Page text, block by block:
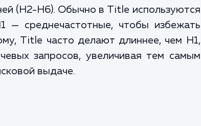
(H2-H6). Обычно в Title используются
— среднечастотные, чтобы избежать
Title часто делают длиннее, чем H1,
запросов, увеличивая тем самым
выдаче.